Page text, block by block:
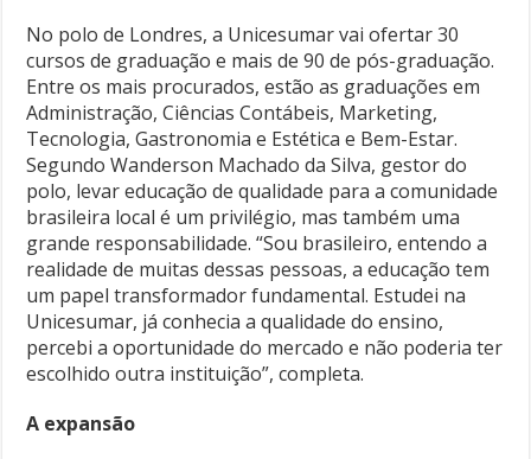
No polo de Londres, a Unicesumar vai ofertar 30
cursos de graduação e mais de 90 de pós-graduação.
Entre os mais procurados, estão as graduações em
Administração, Ciências Contábeis, Marketing,
Tecnologia, Gastronomia e Estética e Bem-Estar.
Segundo Wanderson Machado da Silva, gestor do
polo, levar educação de qualidade para a comunidade
brasileira local é um privilégio, mas também uma
grande responsabilidade. “Sou brasileiro, entendo a
realidade de muitas dessas pessoas, a educação tem
um papel transformador fundamental. Estudei na
Unicesumar, já conhecia a qualidade do ensino,
percebi a oportunidade do mercado e não poderia ter
escolhido outra instituição”, completa.
A expansão